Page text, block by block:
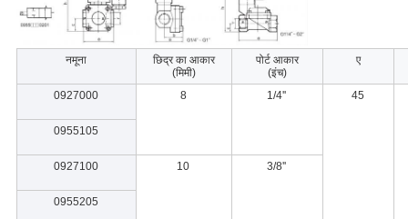
नमूना
छिद्र का आकार
(मिमी)
पोर्ट आकार
(इंच)
ए
0927000 8 1/4'' 45
0955105
0927100 10 3/8''
0955205